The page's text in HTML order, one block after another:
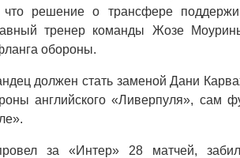
решение о трансфере
тренер команды Жозе
обороны.
должен стать заменой Дани
английского «Ливерпуля», сам
за «Интер» 28 матчей,